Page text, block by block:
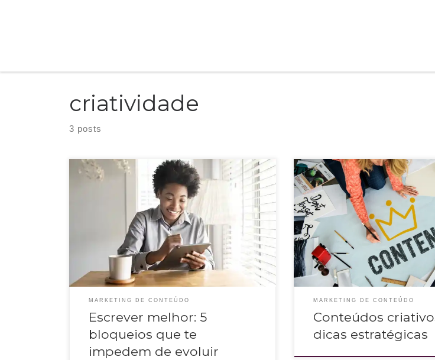
criatividade
3 posts
Se isso acontece ou já aconteceu com você e no seu negócio,
quero falar sobre como a escrita está envolvida no seu treino,
na sua forma de colocar em palavras seus diferenciais para se
comunicar com o público.
MARKETING DE CONTEÚDO
Escrever melhor: 5
bloqueios que te
impedem de evoluir
A estratégia de conteúdos criativos se
elaborar as ideias em um papel, construir
e criar uma breve história adequada ao
simplificar o processo da escrita.
MARKETING DE CONTEÚDO
Conteúdos
dicas estratégicas